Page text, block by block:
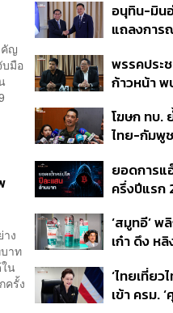
คัญ
บมือ
ง
าท
น
ครั้ง
ปลายปีนี้
อนุทิน-มิน
แถลงการ
ปราบอาช
ชาติ แก้ปั
มลพิษทางน้
พรรคประ
ก้าวหน้า พ
เบอร์รีฟิน
โฆษก ทบ.
ไทย-กัมพู
ไม่เสียเป
กัมพูชายื่น
ยอดการแ
ครึ่งปีแรก
‘สมูทอี’ พ
เก๋า ดึง ห
สกินแคร์ช
‘ไทยเที่ยว
เข้า ครม.